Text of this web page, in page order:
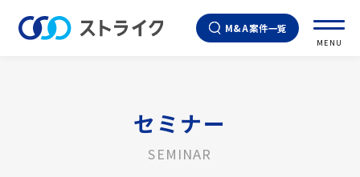
M&A案件一覧
MENU
セミナー
SEMINAR